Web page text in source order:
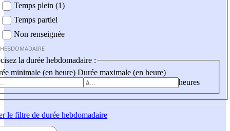
Temps plein (1)
Temps partiel
Non renseignée
la durée hebdomadaire :
minimale (en heure) Durée maximale (en heure)
heures
le filtre de durée hebdomadaire